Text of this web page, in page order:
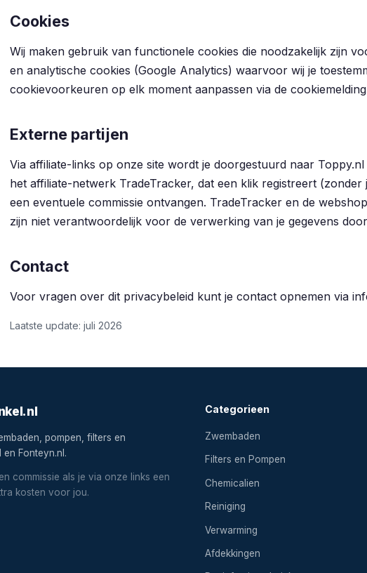
Cookies
Wij maken gebruik van functionele cookies die noodzakelijk zijn
en analytische cookies (Google Analytics) waarvoor wij je
cookievoorkeuren op elk moment aanpassen via de
Externe partijen
Via affiliate-links op onze site wordt je doorgestuurd naar
het affiliate-netwerk TradeTracker, dat een klik registreert
een eventuele commissie ontvangen. TradeTracker en de
zijn niet verantwoordelijk voor de verwerking van je gegevens
Contact
Voor vragen over dit privacybeleid kunt je contact opnemen via
Laatste update: juli 2026
pompen, filters en
Fonteyn.nl.
commissie als je via onze links een
kosten voor jou.
Categorieen
Zwembaden
Filters en Pompen
Chemicalien
Reiniging
Verwarming
Afdekkingen